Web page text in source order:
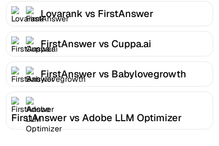
Lovarank vs FirstAnswer
FirstAnswer vs Cuppa.ai
FirstAnswer vs Babylovegrowth
FirstAnswer vs Adobe LLM Optimizer